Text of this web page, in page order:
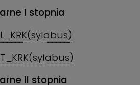
I stopnia
II stopnia